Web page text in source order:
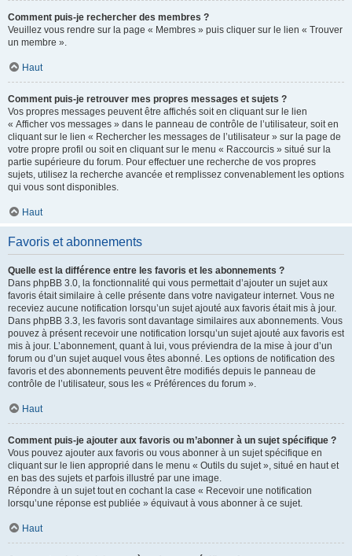
Comment puis-je rechercher des membres ?
Veuillez vous rendre sur la page « Membres » puis cliquer sur le lien « Trouver
un membre ».
Haut
Comment puis-je retrouver mes propres messages et sujets ?
Vos propres messages peuvent être affichés soit en cliquant sur le lien
« Afficher vos messages » dans le panneau de contrôle de l’utilisateur, soit en
cliquant sur le lien « Rechercher les messages de l’utilisateur » sur la page de
votre propre profil ou soit en cliquant sur le menu « Raccourcis » situé sur la
partie supérieure du forum. Pour effectuer une recherche de vos propres
sujets, utilisez la recherche avancée et remplissez convenablement les options
qui vous sont disponibles.
Haut
Favoris et abonnements
Quelle est la différence entre les favoris et les abonnements ?
Dans phpBB 3.0, la fonctionnalité qui vous permettait d’ajouter un sujet aux
favoris était similaire à celle présente dans votre navigateur internet. Vous ne
receviez aucune notification lorsqu’un sujet ajouté aux favoris était mis à jour.
Dans phpBB 3.3, les favoris sont davantage similaires aux abonnements. Vous
pouvez à présent recevoir une notification lorsqu’un sujet ajouté aux favoris est
mis à jour. L’abonnement, quant à lui, vous préviendra de la mise à jour d’un
forum ou d’un sujet auquel vous êtes abonné. Les options de notification des
favoris et des abonnements peuvent être modifiés depuis le panneau de
contrôle de l’utilisateur, sous les « Préférences du forum ».
Haut
Comment puis-je ajouter aux favoris ou m’abonner à un sujet spécifique ?
Vous pouvez ajouter aux favoris ou vous abonner à un sujet spécifique en
cliquant sur le lien approprié dans le menu « Outils du sujet », situé en haut et
en bas des sujets et parfois illustré par une image.
Répondre à un sujet tout en cochant la case « Recevoir une notification
lorsqu’une réponse est publiée » équivaut à vous abonner à ce sujet.
Haut